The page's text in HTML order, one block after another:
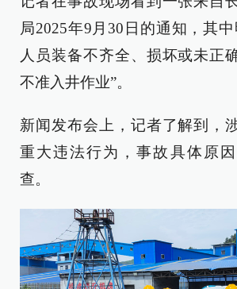
局2025年9月30日的通知，其
人员装备不齐全、损坏或未正
不准入井作业”。
新闻发布会上，记者了解到，
重大违法行为，事故具体原
查。